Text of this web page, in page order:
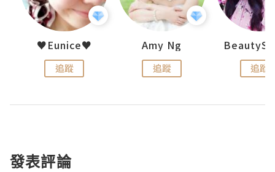
♥Eunice♥
追蹤
Amy Ng
追蹤 追蹤
發表評論